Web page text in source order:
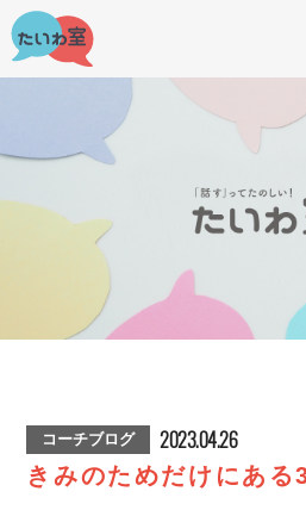
コーチブログ 2023.04.26
きみのためだけにある